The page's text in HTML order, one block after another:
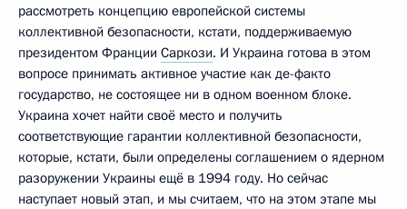
рассмотреть концепцию европейской системы
коллективной безопасности, кстати, поддерживаемую
президентом Франции Саркози. И Украина готова в этом
вопросе принимать активное участие как де-факто
государство, не состоящее ни в одном военном блоке.
Украина хочет найти своё место и получить
соответствующие гарантии коллективной безопасности,
которые, кстати, были определены соглашением о ядерном
разоружении Украины ещё в 1994 году. Но сейчас
наступает новый этап, и мы считаем, что на этом этапе мы